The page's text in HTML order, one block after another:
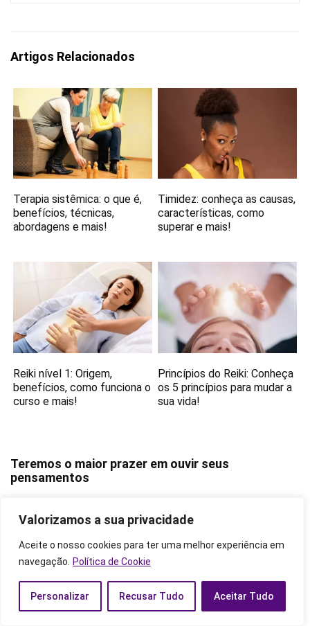
Valorizamos a sua privacidade
Aceite o nosso cookies para ter uma melhor experiência em
navegação.
Política de Cookie
Personalizar Recusar Tudo Aceitar Tudo
Artigos Relacionados
Terapia sistêmica: o que é,
benefícios, técnicas,
abordagens e mais!
Timidez: conheça as causas,
características, como
superar e mais!
Reiki nível 1: Origem,
benefícios, como funciona o
curso e mais!
Princípios do Reiki: Conheça
os 5 princípios para mudar a
sua vida!
Teremos o maior prazer em ouvir seus
pensamentos
DEIXE UMA COMENTÁRIO